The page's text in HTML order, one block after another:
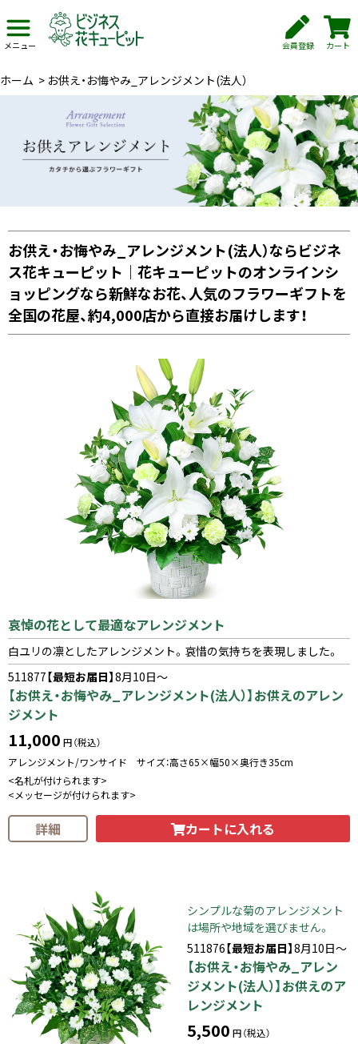
メニュー 会員登録 カート
ホーム > お供え・お悔やみ_アレンジメント(法人）
お供え・お悔やみ_アレンジメント(法人）ならビジネ
ス花キューピット｜花キューピットのオンラインシ
ョッピングなら新鮮なお花、人気のフラワーギフトを
全国の花屋、約4,000店から直接お届けします！
哀悼の花として最適なアレンジメント
白ユリの凛としたアレンジメント。哀惜の気持ちを表現しました。
511877【最短お届日】8月10日～
【お供え・お悔やみ_アレンジメント(法人）】お供えのアレン
ジメント
11,000 円（税込）
アレンジメント/ワンサイド サイズ：高さ65×幅50×奥行き35cm
<名札が付けられます>
<メッセージが付けられます>
詳細 カートに入れる
シンプルな菊のアレンジメント
は場所や地域を選びません。
511876【最短お届日】8月10日～
【お供え・お悔やみ_アレン
ジメント(法人）】お供えのア
レンジメント
5,500 円（税込）